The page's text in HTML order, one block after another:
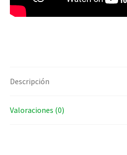
Descripción
Valoraciones (0)